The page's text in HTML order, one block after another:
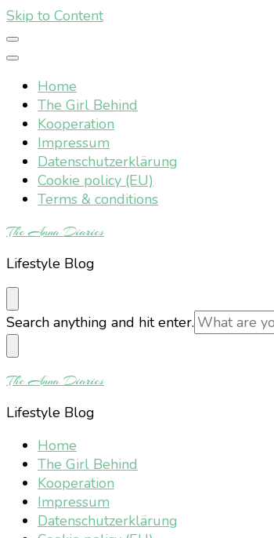
Skip to Content
Home
The Girl Behind
Kooperation
Impressum
Datenschutzerklärung
Cookie policy (EU)
Terms & conditions
The Anna Diaries
Lifestyle Blog
Looking
for
Something?
Search anything and hit enter.
The Anna Diaries
Lifestyle Blog
Home
The Girl Behind
Kooperation
Impressum
Datenschutzerklärung